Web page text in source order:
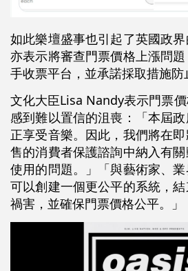
如此樂壇盛事也引起了英國政
亦表示將審查門票價格上漲問
手收票平台，並承諾採取措施防
文化大臣Lisa Nandy表示門票
感到難以置信的沮喪：「本屆
正享受音樂。因此，我們將在
售的消費者保護諮詢中納入有
使用的問題。」「與藝術家、
可以創建一個更公平的系統，
禍害，並確保門票價格公平。」